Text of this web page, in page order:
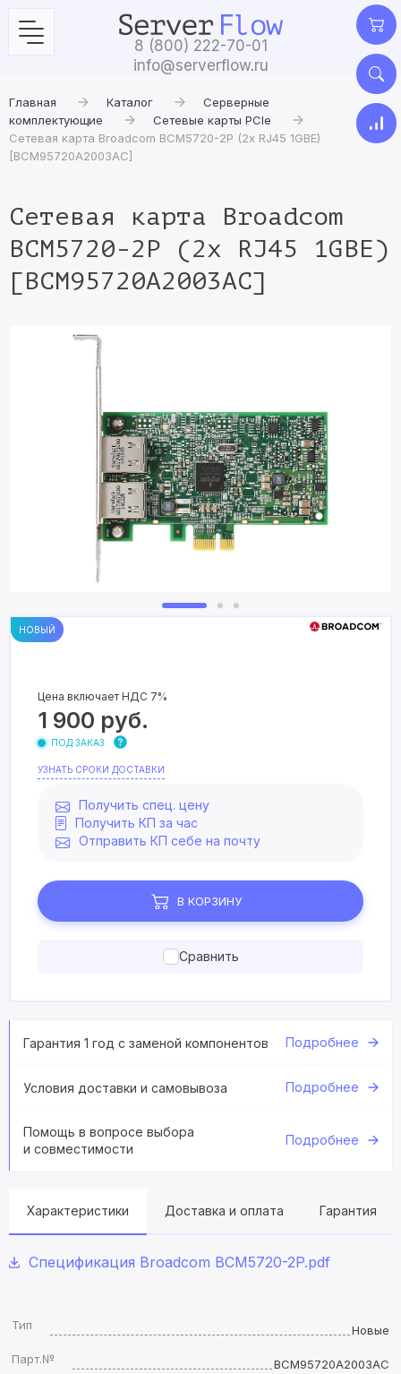
8 (800) 222-70-01
info@serverflow.ru
Главная Каталог
Серверные
комплектующие
Сетевые карты PCIe
Сетевая карта Broadcom BCM5720-2P (2x RJ45 1GBE)
[BCM95720A2003AC]
Сетевая карта Broadcom
BCM5720-2P (2x RJ45 1GBE)
[BCM95720A2003AC]
НОВЫЙ
Цена включает НДС 7%
1 900 руб.
ПОД ЗАКАЗ
УЗНАТЬ СРОКИ ДОСТАВКИ
Получить спец. цену
Получить КП за час
Отправить КП себе на почту
В КОРЗИНУ
Сравнить
Гарантия 1 год с заменой компонентов Подробнее
Условия доставки и самовывоза Подробнее
Помощь в вопросе выбора
и совместимости
Подробнее
Характеристики Доставка и оплата Гарантия
Спецификация Broadcom BCM5720-2P.pdf
Тип
Новые
Парт.№
BCM95720A2003AC